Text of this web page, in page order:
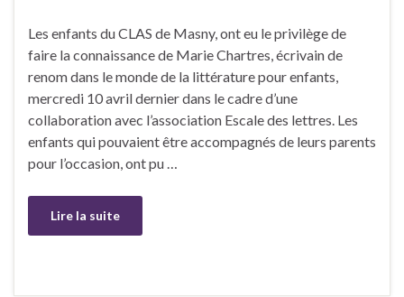
Les enfants du CLAS de Masny, ont eu le privilège de
faire la connaissance de Marie Chartres, écrivain de
renom dans le monde de la littérature pour enfants,
mercredi 10 avril dernier dans le cadre d’une
collaboration avec l’association Escale des lettres. Les
enfants qui pouvaient être accompagnés de leurs parents
pour l’occasion, ont pu …
Lire la suite